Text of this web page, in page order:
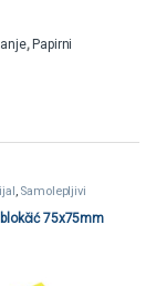
, Papirni
Samolepljivi
75x75mm